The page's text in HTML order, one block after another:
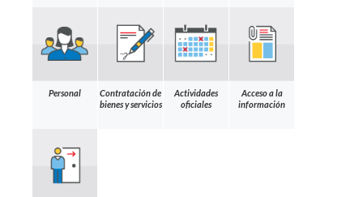
Personal
Contratación de
bienes y servicios
Actividades
oficiales
Acceso a la
información